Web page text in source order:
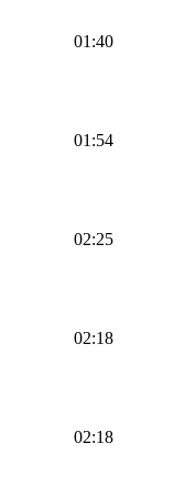
01:40
01:54
02:25
02:18
02:18